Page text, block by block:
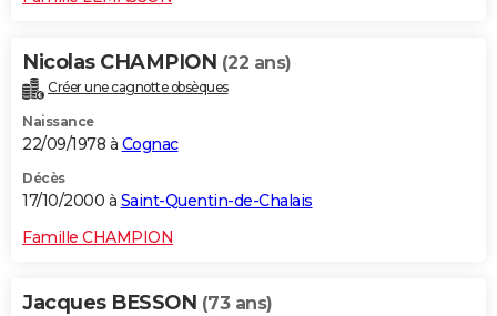
Nicolas CHAMPION (22 ans)
Créer une cagnotte obsèques
Naissance
22/09/1978 à Cognac
Décès
17/10/2000 à Saint-Quentin-de-Chalais
Famille CHAMPION
Jacques BESSON (73 ans)